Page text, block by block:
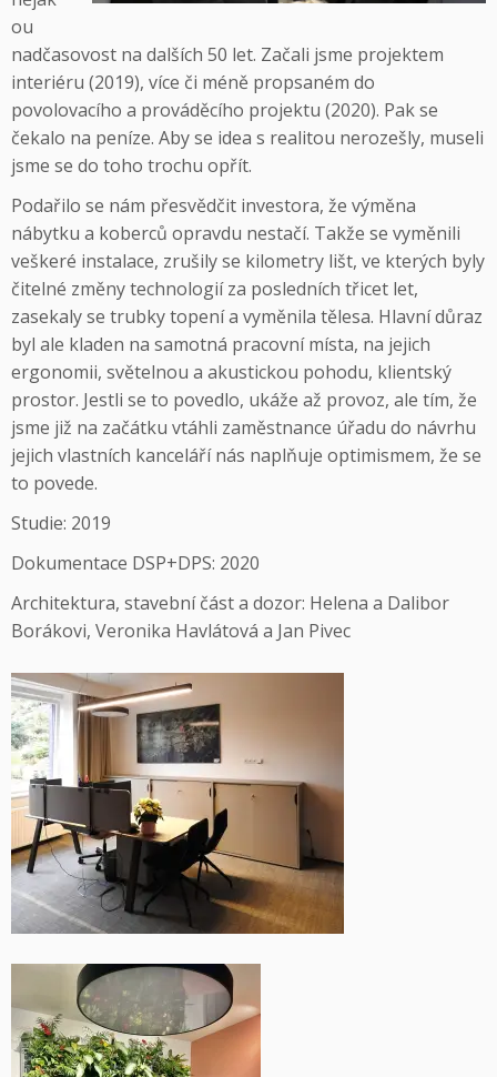
ou
nadčasovost na dalších 50 let. Začali jsme projektem
interiéru (2019), více či méně propsaném do
povolovacího a prováděcího projektu (2020). Pak se
čekalo na peníze. Aby se idea s realitou nerozešly, museli
jsme se do toho trochu opřít.
Podařilo se nám přesvědčit investora, že výměna
nábytku a koberců opravdu nestačí. Takže se vyměnili
veškeré instalace, zrušily se kilometry lišt, ve kterých byly
čitelné změny technologií za posledních třicet let,
zasekaly se trubky topení a vyměnila tělesa. Hlavní důraz
byl ale kladen na samotná pracovní místa, na jejich
ergonomii, světelnou a akustickou pohodu, klientský
prostor. Jestli se to povedlo, ukáže až provoz, ale tím, že
jsme již na začátku vtáhli zaměstnance úřadu do návrhu
jejich vlastních kanceláří nás naplňuje optimismem, že se
to povede.
Studie: 2019
Dokumentace DSP+DPS: 2020
Architektura, stavební část a dozor: Helena a Dalibor
Borákovi, Veronika Havlátová a Jan Pivec